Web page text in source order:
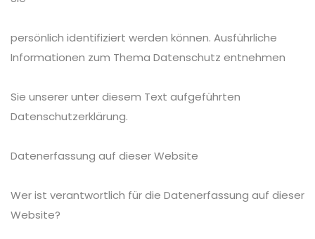
persönlich identifiziert werden können. Ausführliche
Informationen zum Thema Datenschutz entnehmen
Sie unserer unter diesem Text aufgeführten
Datenschutzerklärung.
Datenerfassung auf dieser Website
Wer ist verantwortlich für die Datenerfassung auf dieser
Website?